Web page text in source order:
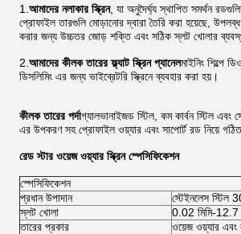
1. আমাদের নলাকার স্ক্রিন, যা অনুদৈর্ঘ্য স্থাপিত সমর্থন
প্রোফাইল তারগুলি মোড়ানোর দ্বারা তৈরি করা হয়েছে, উপলব্ধ
করার জন্য উচ্চতর জোড় শক্তি এবং সঠিক স্লট খোলার
2. আমাদের কীলক তারের ফ্ল্যাট স্ক্রিন প্যানেলমাইনিং শিল্পে
ডিসলিমিং এর জন্য ভাইব্রেটরি স্ক্রিনে ব্যবহার করা হয়।
কীলক তারের পর্দাগ্যালভানাইজড স্টিল, কম কার্বন স্টিল
এর উপকরণ সহ প্রোফাইল ওয়্যার এবং সাপোর্ট রড নিয়ে
রেড স্টার ওয়েজ ওয়্যার স্ক্রিন স্পেসিফিকেশন
স্পেসিফিকেশন
প্রধান উপাদান
স্টেইনলেস
স্লট খোলা
0.02 মিমি-12.7
তারের প্রকার
ওয়েজ ওয়্যার এবং